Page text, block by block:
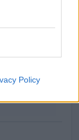
Policy
in